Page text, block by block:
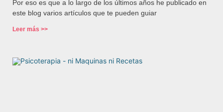
Por eso es que a lo largo de los últimos años he publicado en
este blog varios artículos que te pueden guiar
Leer más >>